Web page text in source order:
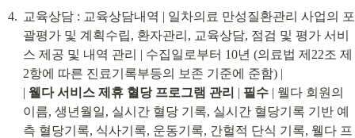
교육상담 : 교육상담내역 | 일차의료 만성질환관리 사업의 포
괄평가 및 계획수립, 환자관리, 교육상담, 점검 및 평가 서비
스 제공 및 내역 관리 | 수집일로부터 10년 (의료법 제22조 제
2항에 따른 진료기록부등의 보존 기준에 준함) |
| 웰다 서비스 제휴 혈당 프로그램 관리 | 필수 | 웰다 회원의
이름, 생년월일, 실시간 혈당 기록, 실시간 혈당기록 기반 예
측 혈당기록, 식사기록, 운동기록, 간헐적 단식 기록, 웰다 프